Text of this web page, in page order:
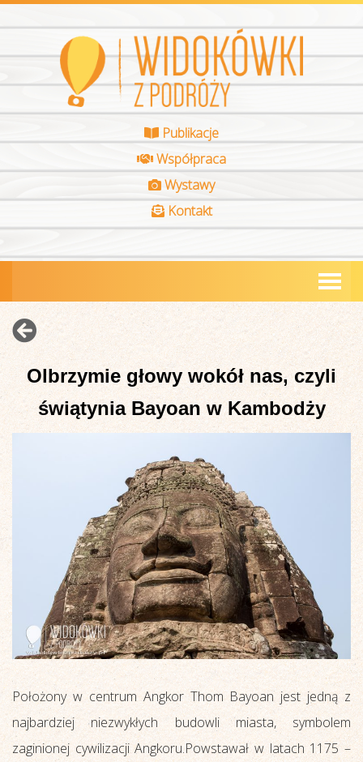
Publikacje
Współpraca
Wystawy
Kontakt
Olbrzymie głowy wokół nas, czyli
świątynia Bayoan w Kambodży
Położony w centrum Angkor Thom Bayoan jest jedną z
najbardziej niezwykłych budowli miasta, symbolem
zaginionej cywilizacji Angkoru.Powstawał w latach 1175 –